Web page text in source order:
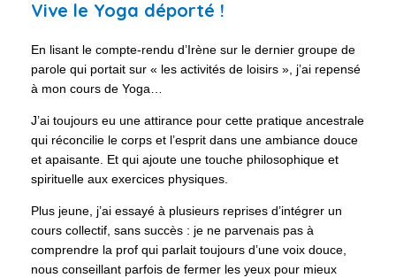
Vive le Yoga déporté !
En lisant le compte-rendu d’Irène sur le dernier groupe de
parole qui portait sur « les activités de loisirs », j’ai repensé
à mon cours de Yoga…
J’ai toujours eu une attirance pour cette pratique ancestrale
qui réconcilie le corps et l’esprit dans une ambiance douce
et apaisante. Et qui ajoute une touche philosophique et
spirituelle aux exercices physiques.
Plus jeune, j’ai essayé à plusieurs reprises d’intégrer un
cours collectif, sans succès : je ne parvenais pas à
comprendre la prof qui parlait toujours d’une voix douce,
nous conseillant parfois de fermer les yeux pour mieux